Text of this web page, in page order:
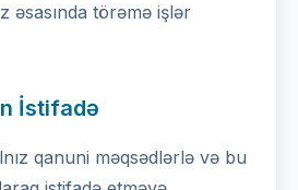
əsasında törəmə işlər
İstifadə
qanuni məqsədlərlə və bu